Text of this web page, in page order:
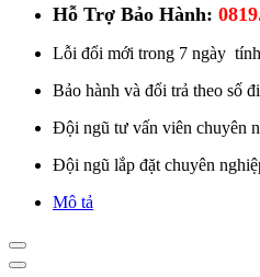
Hỗ Trợ Bảo Hành:
Lỗi đổi mới trong 7 ngày
Bảo hành và đổi trả theo số
Đội ngũ tư vấn viên chuyên
Đội ngũ lắp đặt chuyên
Mô tả